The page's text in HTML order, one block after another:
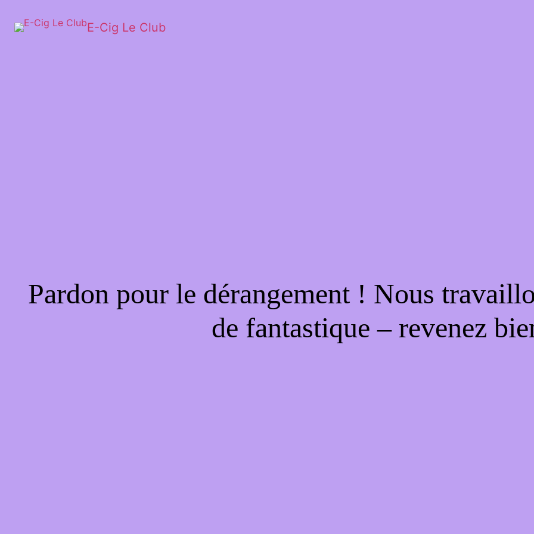
E-Cig Le Club
Pardon pour le dérangement ! Nous
de fantastique – revenez